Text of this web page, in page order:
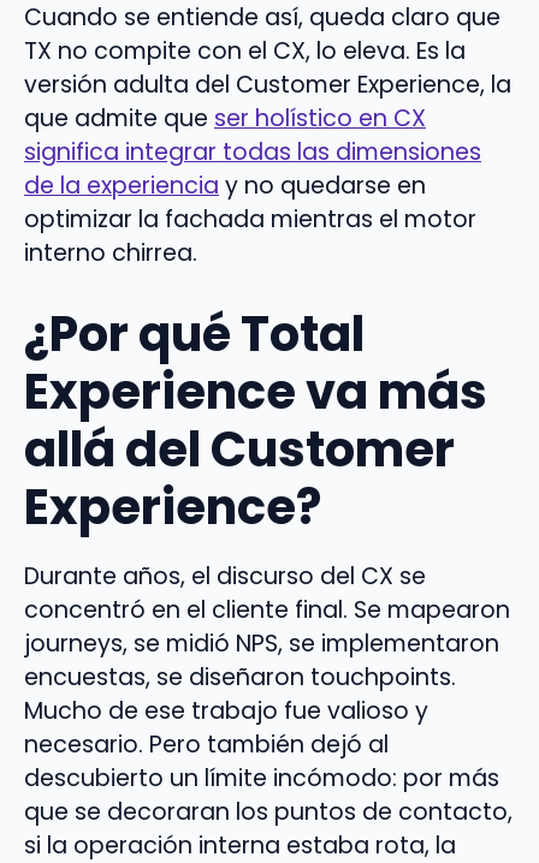
Cuando se entiende así, queda claro que
TX no compite con el CX, lo eleva. Es la
versión adulta del Customer Experience, la
que admite que ser holístico en CX
significa integrar todas las dimensiones
de la experiencia y no quedarse en
optimizar la fachada mientras el motor
interno chirrea.
¿Por qué Total
Experience va más
allá del Customer
Experience?
Durante años, el discurso del CX se
concentró en el cliente final. Se mapearon
journeys, se midió NPS, se implementaron
encuestas, se diseñaron touchpoints.
Mucho de ese trabajo fue valioso y
necesario. Pero también dejó al
descubierto un límite incómodo: por más
que se decoraran los puntos de contacto,
si la operación interna estaba rota, la